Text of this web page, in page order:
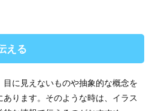
える
に見えないものや抽象的な概念を
ります。そのような時は、イラス